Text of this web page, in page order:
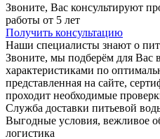
Звоните, Вас консультируют
работы от 5 лет
Получить консультацию
Наши специалисты знают о
Звоните, мы подберём для Вас
характеристиками по
представленная на сайте,
проходит необходимые
Служба доставки питьевой
Выгодные условия, вежливое
логистика